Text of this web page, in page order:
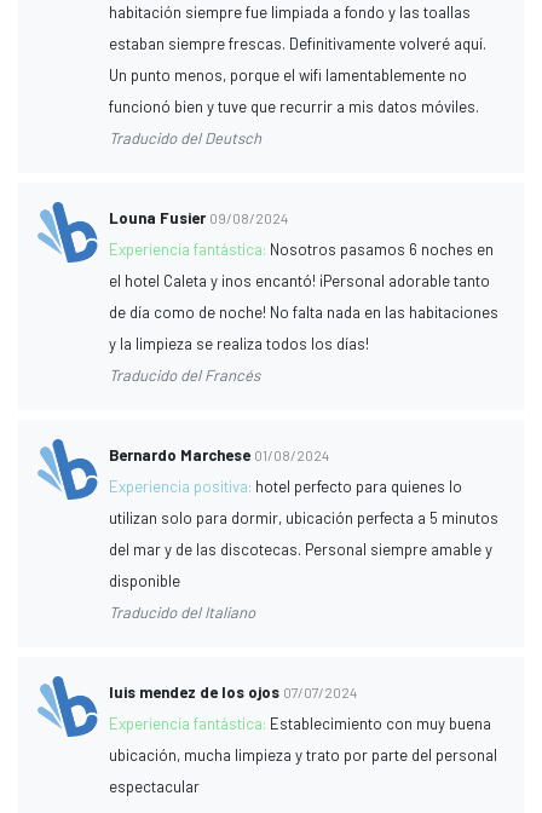
habitación siempre fue limpiada a fondo y las toallas
estaban siempre frescas. Definitivamente volveré aquí.
Un punto menos, porque el wifi lamentablemente no
funcionó bien y tuve que recurrir a mis datos móviles.
Traducido del Deutsch
Louna Fusier 09/08/2024
Experiencia fantástica: Nosotros pasamos 6 noches en
el hotel Caleta y ¡nos encantó! ¡Personal adorable tanto
de día como de noche! No falta nada en las habitaciones
y la limpieza se realiza todos los días!
Traducido del Francés
Bernardo Marchese 01/08/2024
Experiencia positiva: hotel perfecto para quienes lo
utilizan solo para dormir, ubicación perfecta a 5 minutos
del mar y de las discotecas. Personal siempre amable y
disponible
Traducido del Italiano
luis mendez de los ojos 07/07/2024
Experiencia fantástica: Establecimiento con muy buena
ubicación, mucha limpieza y trato por parte del personal
espectacular